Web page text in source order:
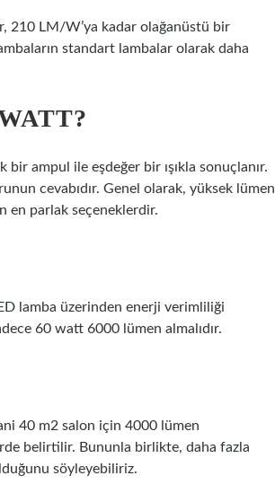
210 LM/W’ya kadar olağanüstü bir
standart lambalar olarak daha
ampul ile eşdeğer bir ışıkla sonuçlanır.
cevabıdır. Genel olarak, yüksek lümen
en parlak seçeneklerdir.
lamba üzerinden enerji verimliliği
60 watt 6000 lümen almalıdır.
40 m2 salon için 4000 lümen
belirtilir. Bununla birlikte, daha fazla
söyleyebiliriz.